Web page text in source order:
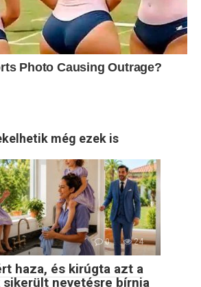
még ezek is
0 24
haza, és kirúgta azt a
sikerült nevetésre bírnia